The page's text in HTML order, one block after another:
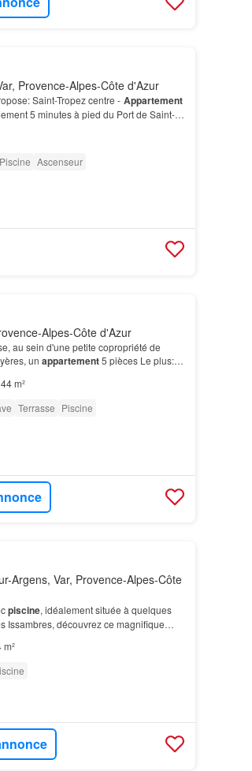
Provence-Alpes-Côte d'Azur
Saint-Tropez centre - Appartement
5 minutes à pied du Port de Saint-
appartem…
Piscine Ascenseur
Alpes-Côte d'Azur
au sein d'une petite copropriété de
un appartement5 pièces Le plus:
indépendant…
m²
Terrasse Piscine
Argens, Var, Provence-Alpes-Côte
piscine, idéalement située à quelques
Issambres, découvrez ce magnifique
rénové, o…
m²